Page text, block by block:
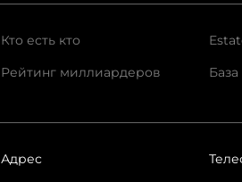
Кто есть кто
Рейтинг миллиардеров
Адрес